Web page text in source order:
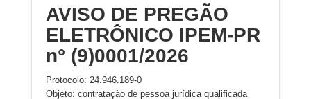
AVISO DE PREGÃO
ELETRÔNICO IPEM-PR
n° (9)0001/2026
Protocolo: 24.946.189-0
Objeto: contratação de pessoa jurídica qualificada